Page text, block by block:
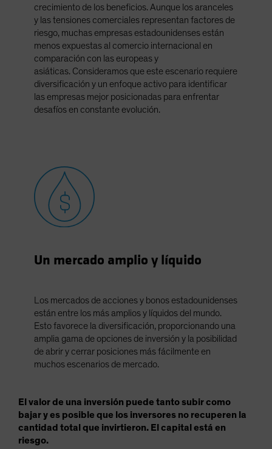
crecimiento de los beneficios. Aunque los aranceles
y las tensiones comerciales representan factores de
riesgo, muchas empresas estadounidenses están
menos expuestas al comercio internacional en
comparación con las europeas y
asiáticas. Consideramos que este escenario requiere
diversificación y un enfoque activo para identificar
las empresas mejor posicionadas para enfrentar
desafíos en constante evolución.
Un mercado amplio y líquido
Los mercados de acciones y bonos estadounidenses
están entre los más amplios y líquidos del mundo.
Esto favorece la diversificación, proporcionando una
amplia gama de opciones de inversión y la posibilidad
de abrir y cerrar posiciones más fácilmente en
muchos escenarios de mercado.
El valor de una inversión puede tanto subir como
bajar y es posible que los inversores no recuperen la
cantidad total que invirtieron. El capital está en
riesgo.